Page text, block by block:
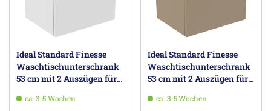
Ideal Standard Finesse
Waschtischunterschrank
53 cm mit 2 Auszügen für
Cube
ca. 3-5 Wochen
Ideal Standard Finesse
Waschtischunterschrank
53 cm mit 2 Auszügen für
Cube
ca. 3-5 Wochen